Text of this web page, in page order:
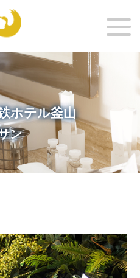
ホテル釜山
ン